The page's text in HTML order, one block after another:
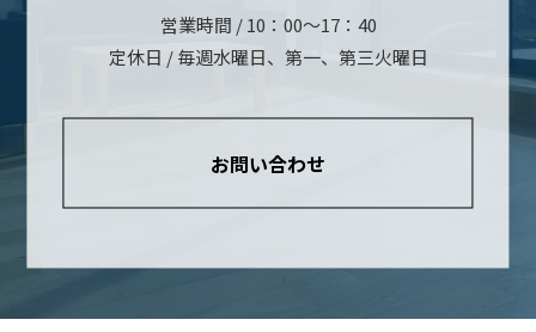
営業時間 / 10：00～17：40
定休日 / 毎週水曜日、第一、第三火曜日
お問い合わせ